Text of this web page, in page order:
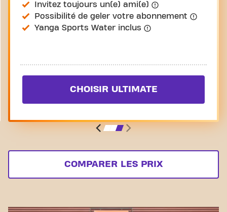
Invitez toujours un(e) ami(e)
Possibilité de geler votre abonnement
Yanga Sports Water inclus
CHOISIR ULTIMATE
COMPARER LES PRIX